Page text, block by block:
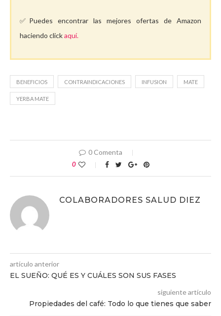
✅Puedes encontrar las mejores ofertas de Amazon
haciendo clickaquí.
BENEFICIOS CONTRAINDICACIONES INFUSION MATE
YERBA MATE
0 Comenta
0
COLABORADORES SALUD DIEZ
artículo anterior
EL SUEÑO: QUÉ ES Y CUÁLES SON SUS FASES
siguiente artículo
Propiedades del café: Todo lo que tienes que saber